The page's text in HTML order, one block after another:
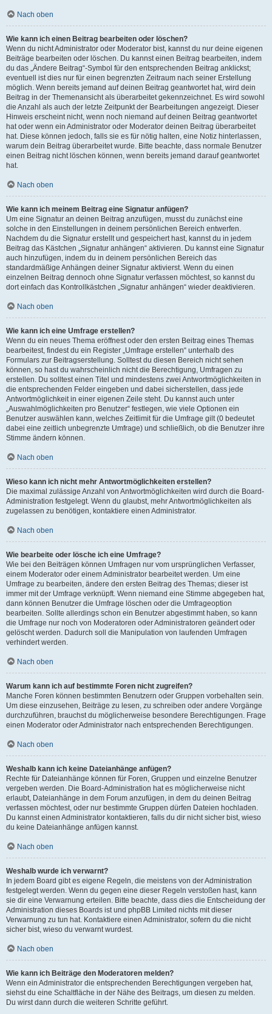
Nach oben
Wie kann ich einen Beitrag bearbeiten oder löschen?
Wenn du nicht Administrator oder Moderator bist, kannst du nur deine eigenen
Beiträge bearbeiten oder löschen. Du kannst einen Beitrag bearbeiten, indem
du das „Ändere Beitrag“-Symbol für den entsprechenden Beitrag anklickst;
eventuell ist dies nur für einen begrenzten Zeitraum nach seiner Erstellung
möglich. Wenn bereits jemand auf deinen Beitrag geantwortet hat, wird dein
Beitrag in der Themenansicht als überarbeitet gekennzeichnet. Es wird sowohl
die Anzahl als auch der letzte Zeitpunkt der Bearbeitungen angezeigt. Dieser
Hinweis erscheint nicht, wenn noch niemand auf deinen Beitrag geantwortet
hat oder wenn ein Administrator oder Moderator deinen Beitrag überarbeitet
hat. Diese können jedoch, falls sie es für nötig halten, eine Notiz hinterlassen,
warum dein Beitrag überarbeitet wurde. Bitte beachte, dass normale Benutzer
einen Beitrag nicht löschen können, wenn bereits jemand darauf geantwortet
hat.
Nach oben
Wie kann ich meinem Beitrag eine Signatur anfügen?
Um eine Signatur an deinen Beitrag anzufügen, musst du zunächst eine
solche in den Einstellungen in deinem persönlichen Bereich entwerfen.
Nachdem du die Signatur erstellt und gespeichert hast, kannst du in jedem
Beitrag das Kästchen „Signatur anhängen“ aktivieren. Du kannst eine Signatur
auch hinzufügen, indem du in deinem persönlichen Bereich das
standardmäßige Anhängen deiner Signatur aktivierst. Wenn du einen
einzelnen Beitrag dennoch ohne Signatur verfassen möchtest, so kannst du
dort einfach das Kontrollkästchen „Signatur anhängen“ wieder deaktivieren.
Nach oben
Wie kann ich eine Umfrage erstellen?
Wenn du ein neues Thema eröffnest oder den ersten Beitrag eines Themas
bearbeitest, findest du ein Register „Umfrage erstellen“ unterhalb des
Formulars zur Beitragserstellung. Solltest du diesen Bereich nicht sehen
können, so hast du wahrscheinlich nicht die Berechtigung, Umfragen zu
erstellen. Du solltest einen Titel und mindestens zwei Antwortmöglichkeiten in
die entsprechenden Felder eingeben und dabei sicherstellen, dass jede
Antwortmöglichkeit in einer eigenen Zeile steht. Du kannst auch unter
„Auswahlmöglichkeiten pro Benutzer“ festlegen, wie viele Optionen ein
Benutzer auswählen kann, welches Zeitlimit für die Umfrage gilt (0 bedeutet
dabei eine zeitlich unbegrenzte Umfrage) und schließlich, ob die Benutzer ihre
Stimme ändern können.
Nach oben
Wieso kann ich nicht mehr Antwortmöglichkeiten erstellen?
Die maximal zulässige Anzahl von Antwortmöglichkeiten wird durch die Board-
Administration festgelegt. Wenn du glaubst, mehr Antwortmöglichkeiten als
zugelassen zu benötigen, kontaktiere einen Administrator.
Nach oben
Wie bearbeite oder lösche ich eine Umfrage?
Wie bei den Beiträgen können Umfragen nur vom ursprünglichen Verfasser,
einem Moderator oder einem Administrator bearbeitet werden. Um eine
Umfrage zu bearbeiten, ändere den ersten Beitrag des Themas; dieser ist
immer mit der Umfrage verknüpft. Wenn niemand eine Stimme abgegeben hat,
dann können Benutzer die Umfrage löschen oder die Umfrageoption
bearbeiten. Sollte allerdings schon ein Benutzer abgestimmt haben, so kann
die Umfrage nur noch von Moderatoren oder Administratoren geändert oder
gelöscht werden. Dadurch soll die Manipulation von laufenden Umfragen
verhindert werden.
Nach oben
Warum kann ich auf bestimmte Foren nicht zugreifen?
Manche Foren können bestimmten Benutzern oder Gruppen vorbehalten sein.
Um diese einzusehen, Beiträge zu lesen, zu schreiben oder andere Vorgänge
durchzuführen, brauchst du möglicherweise besondere Berechtigungen. Frage
einen Moderator oder Administrator nach entsprechenden Berechtigungen.
Nach oben
Weshalb kann ich keine Dateianhänge anfügen?
Rechte für Dateianhänge können für Foren, Gruppen und einzelne Benutzer
vergeben werden. Die Board-Administration hat es möglicherweise nicht
erlaubt, Dateianhänge in dem Forum anzufügen, in dem du deinen Beitrag
verfassen möchtest, oder nur bestimmte Gruppen dürfen Dateien hochladen.
Du kannst einen Administrator kontaktieren, falls du dir nicht sicher bist, wieso
du keine Dateianhänge anfügen kannst.
Nach oben
Weshalb wurde ich verwarnt?
In jedem Board gibt es eigene Regeln, die meistens von der Administration
festgelegt werden. Wenn du gegen eine dieser Regeln verstoßen hast, kann
sie dir eine Verwarnung erteilen. Bitte beachte, dass dies die Entscheidung der
Administration dieses Boards ist und phpBB Limited nichts mit dieser
Verwarnung zu tun hat. Kontaktiere einen Administrator, sofern du die nicht
sicher bist, wieso du verwarnt wurdest.
Nach oben
Wie kann ich Beiträge den Moderatoren melden?
Wenn ein Administrator die entsprechenden Berechtigungen vergeben hat,
siehst du eine Schaltfläche in der Nähe des Beitrags, um diesen zu melden.
Du wirst dann durch die weiteren Schritte geführt.